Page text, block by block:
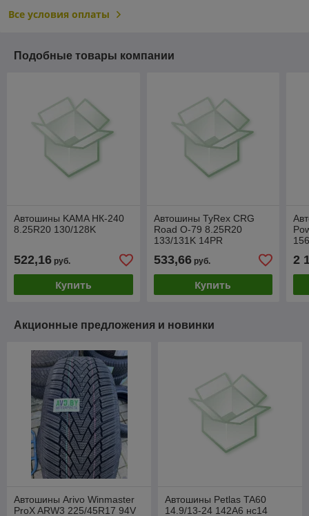
Все условия оплаты
Подобные товары компании
Автошины KAMA НК-240
8.25R20 130/128K
522,16 руб.
Купить
Автошины TyRex CRG
Road O-79 8.25R20
133/131K 14PR
533,66руб.
Купить
2
Акционные предложения и новинки
Автошины Arivo Winmaster
ProX ARW3 225/45R17 94V
Автошины Petlas TA60
14.9/13-24 142A6 нс14